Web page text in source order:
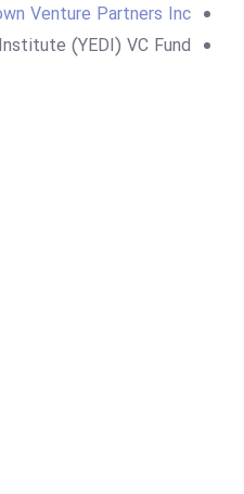
Venture Partners Inc.
(YEDI) VC Fund